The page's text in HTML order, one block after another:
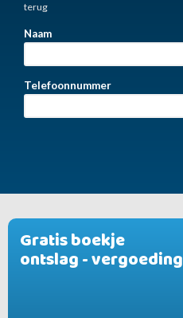
Gratis boekje
ontslag - vergoeding
terug
Naam
Telefoonnummer